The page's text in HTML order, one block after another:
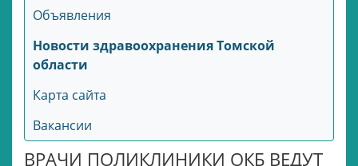
Объявления
Новости здравоохранения Томской
области
Карта сайта
Вакансии
ВРАЧИ ПОЛИКЛИНИКИ ОКБ ВЕДУТ